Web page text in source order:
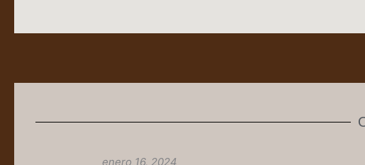
enero 16, 2024